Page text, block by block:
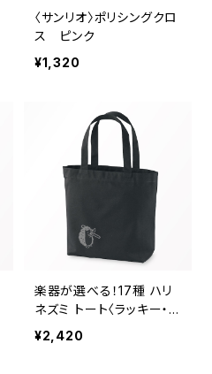
〈サンリオ〉ポリシングクロ
ス ピンク
¥1,320
楽器が選べる！17種 ハリ
ネズミ トート〈ラッキー・ハ
リー〉 ブラック
¥2,420